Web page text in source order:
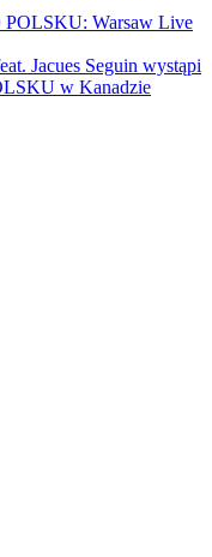
POLSKU: Warsaw Live
Jacues Seguin wystąpi
w Kanadzie